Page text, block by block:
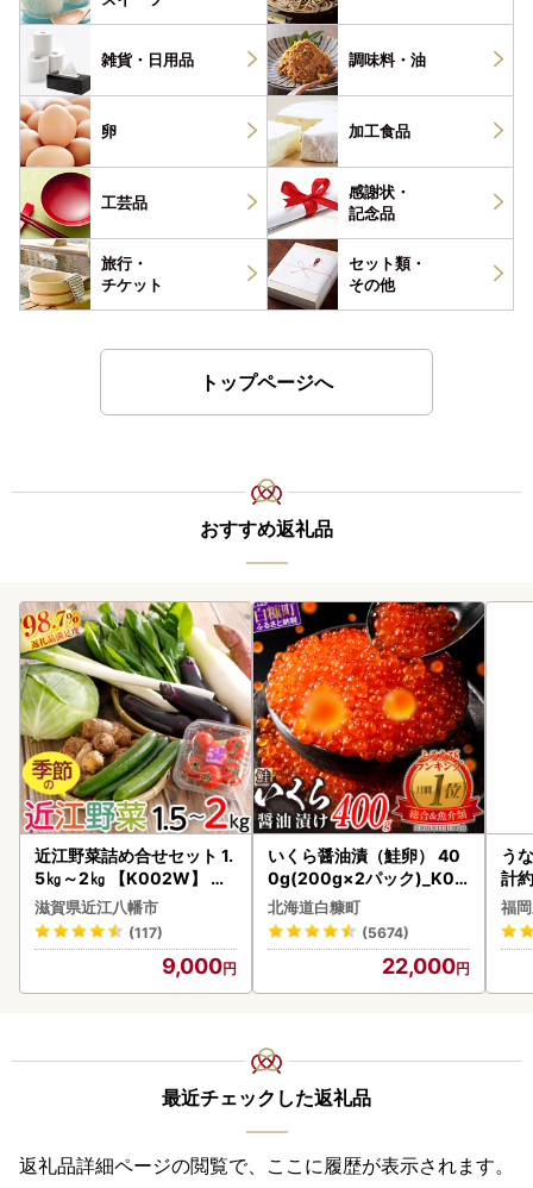
雑貨・ 日用品 調味料・ 油
卵 加工食品
工芸品
感謝状・
記念品
旅行・
チケット
セット類・
その他
トップページへ
おすすめ返礼品
近江野菜詰め合せセット 1.
5㎏～2㎏ 【K002W】 野
菜 旬 新鮮
滋賀県近江八幡市
(117)
9,000
いくら醤油漬（鮭卵） 40
0g(200g×2パック)_K02
2-1676
北海道白糠町
(5674)
22,000
う
計
な
福
最近チェックした返礼品
返礼品詳細ページの閲覧で、ここに履歴が表示されます。